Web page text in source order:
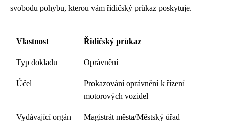
svobodu pohybu, kterou vám řidičský průkaz poskytuje.
Vlastnost Řidičský průkaz
Typ dokladu Oprávnění
Účel
Prokazování oprávnění k řízení
motorových vozidel
Vydávající orgán
Magistrát města/Městský úřad